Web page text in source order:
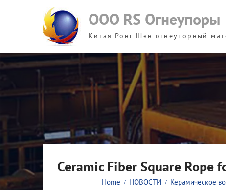
ООО RS Огнеупоры
Китая Ронг Шэн огнеупорный
Ceramic Fiber Square Rope
Home НОВОСТИ Керамическое